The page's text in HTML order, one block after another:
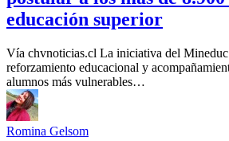
educación superior
Vía chvnoticias.cl La iniciativa del Mineduc
reforzamiento educacional y
alumnos más vulnerables…
Romina Gelsom